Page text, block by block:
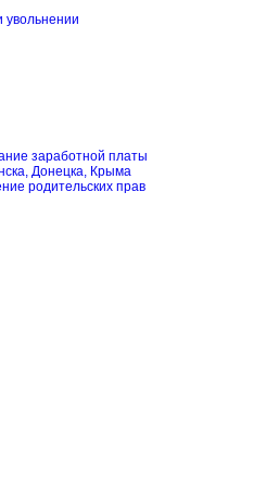
увольнении
заработной платы
Донецка, Крыма
родительских прав